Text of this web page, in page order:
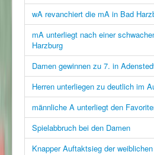
wA revanchiert die mA in Bad
mA unterliegt nach einer
Harzburg
Damen gewinnen zu 7. in
Herren unterliegen zu deutlich im
männliche A unterliegt den
Spielabbruch bei den Damen
Knapper Auftaktsieg der